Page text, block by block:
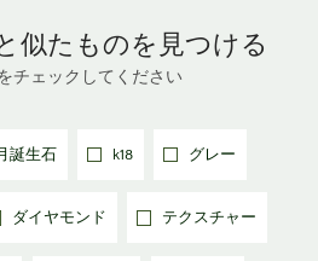
似たものを見つける
チェックしてください
誕生石 k18 グレー
ダイヤモンド テクスチャー